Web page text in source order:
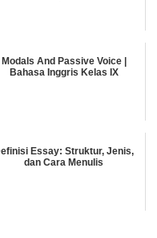
Modals And Passive Voice |
Bahasa Inggris Kelas IX
Essay: Struktur, Jenis,
dan Cara Menulis